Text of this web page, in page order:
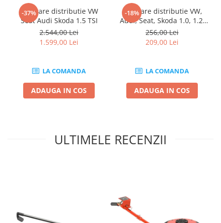
Rulmenti,Bucsi si Extractoare
Sistem directie
Sistem franare
Sistem Vibro-Power
Capre Auto
Cricuri Hidraulice
Surubelnite Si Biti
-37%
Kit fixare distributie VW
Seat Audi Skoda 1.5 TSI
2.544,00 Lei
1.599,00 Lei
LA COMANDA
ADAUGA IN COS
-18%
Kit fixare distributie VW,
Audi, Seat, Skoda 1.0, 1.2,
1.4
256,00 Lei
209,00 Lei
LA COMANDA
ADAUGA IN COS
ULTIMELE RECENZII